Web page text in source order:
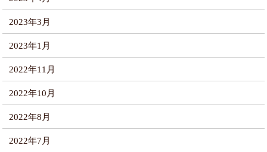
2023年3月
2023年1月
2022年11月
2022年10月
2022年8月
2022年7月